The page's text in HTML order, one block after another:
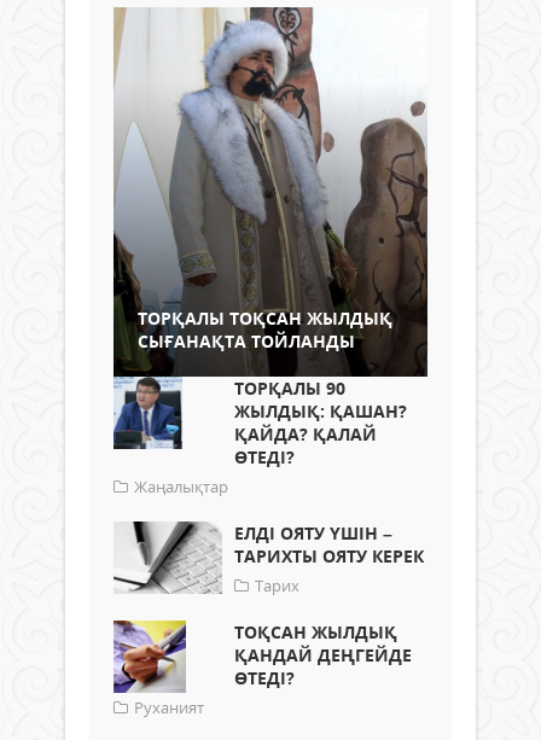
ТОРҚАЛЫ ТОҚСАН ЖЫЛДЫҚ
СЫҒАНАҚТА ТОЙЛАНДЫ
ТОРҚАЛЫ 90
ЖЫЛДЫҚ: ҚАШАН?
ҚАЙДА? ҚАЛАЙ
ӨТЕДІ?
Жаңалықтар
ЕЛДІ ОЯТУ ҮШІН –
ТАРИХТЫ ОЯТУ КЕРЕК
Тарих
ТОҚСАН ЖЫЛДЫҚ
ҚАНДАЙ ДЕҢГЕЙДЕ
ӨТЕДІ?
Руханият